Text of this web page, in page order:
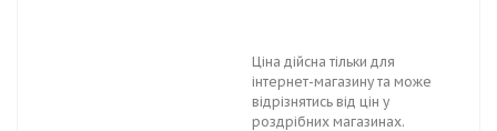
Ціна дійсна тільки для
інтернет-магазину та може
відрізнятись від цін у
роздрібних магазинах.